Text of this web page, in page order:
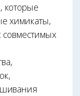
которые
химикаты,
совместимых